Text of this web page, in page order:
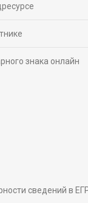
знака онлайн
сведений в